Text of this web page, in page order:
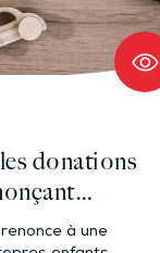
donations
?
à une